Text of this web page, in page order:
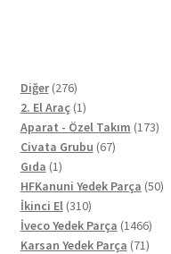
Diğer 276276
ürün
2. El Araç 11
ürün
Aparat - Özel Takım 173173
Civata Grubu 6767
Gıda 11
ürün
HFKanuni Yedek Parça 5050
İkinci El 310310
ürün
İveco Yedek Parça 14661466
ürün
Karsan Yedek Parça 7171